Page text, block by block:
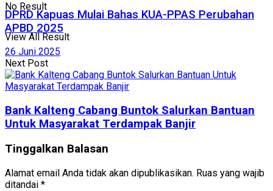
No Result
View All Result
DPRD Kapuas Mulai Bahas KUA-PPAS Perubahan
APBD 2025
26 Juni 2025
Next Post
Bank Kalteng Cabang Buntok Salurkan Bantuan
Untuk Masyarakat Terdampak Banjir
Tinggalkan Balasan
Alamat email Anda tidak akan dipublikasikan. Ruas yang wajib
ditandai *